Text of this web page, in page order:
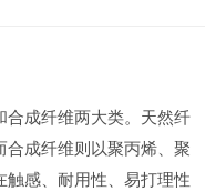
合成纤维两大类。天然纤
成纤维则以聚丙烯、聚
感、耐用性、易打理性